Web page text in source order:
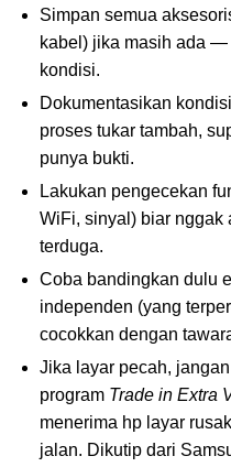
Simpan semua
kabel) jika masih ada
kondisi.
Dokumentasikan
proses tukar tambah,
punya bukti.
Lakukan pengecekan
WiFi, sinyal) biar nggak
terduga.
Coba bandingkan dulu
independen (yang
cocokkan dengan
Jika layar pecah,
program Trade in Extra
menerima hp layar
jalan. Dikutip dari